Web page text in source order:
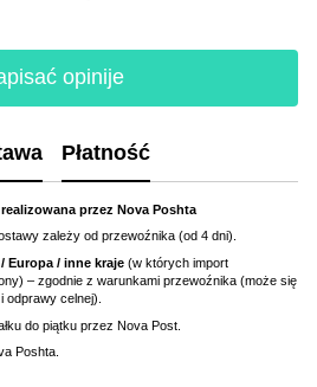
opinije
Płatność
przez Nova Poshta
zależy od przewoźnika (od 4 dni).
Europa / inne kraje (w których import
– zgodnie z warunkami przewoźnika (może się
celnej).
do piątku przez Nova Post.
Poshta.